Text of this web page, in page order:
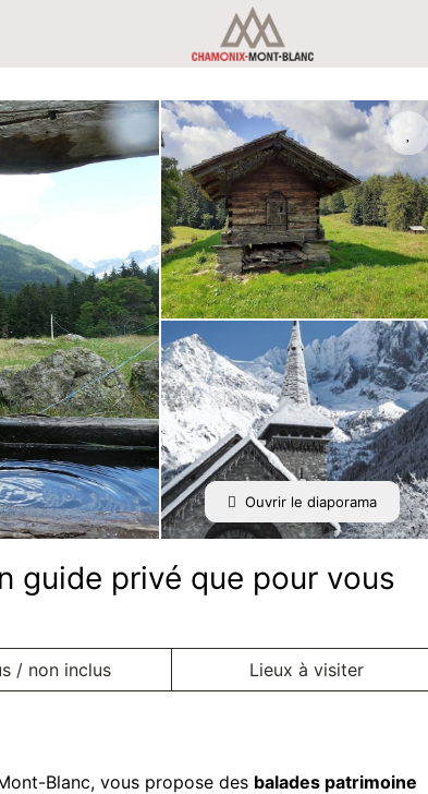
Ouvrir le diaporama
guide privé que pour vous
/ non inclus Lieux à visiter
Blanc, vous propose des balades patrimoine